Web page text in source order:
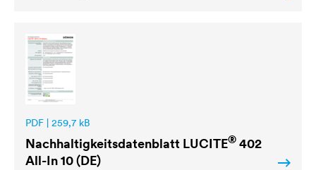
PDF | 259,7 kB
Nachhaltigkeitsdatenblatt LUCITE® 402
All-In 10 (DE)